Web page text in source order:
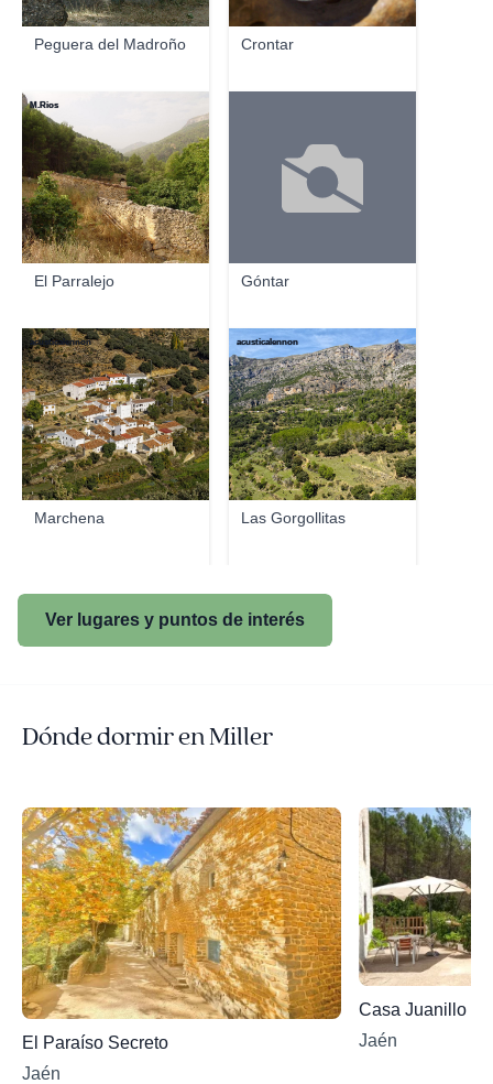
Peguera del Madroño Crontar
El Parralejo
M.Rios
Góntar
Marchena
acusticalennon
Las Gorgollitas
acusticalennon
Ver lugares y puntos de interés
Dónde dormir en Miller
El Paraíso Secreto
Jaén
Casa Juanillo
Jaén